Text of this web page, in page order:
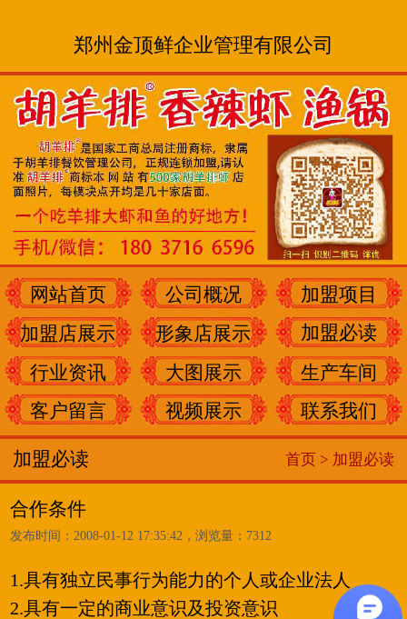
郑州金顶鲜企业管理有限公司
网站首页 公司概况
加盟项目
加盟店展示
形象店展示
加盟必读
行业资讯
大图展示
生产车间
客户留言
视频展示 联系我们
加盟必读 加盟必读
首页 >
合作条件
发布时间：2008-01-12 17:35:42，浏览量：7312
1.具有独立民事行为能力的个人或企业法人
2.具有一定的商业意识及投资意识